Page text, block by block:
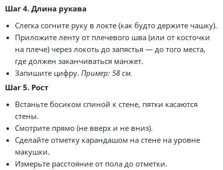
Шаг 4. Длина рукава
Слегка согните руку в локте (как будто держите чашку).
Приложите ленту от плечевого шва (или от косточки
на плече) через локоть до запястья — до того места,
где должен заканчиваться манжет.
Запишите цифру. Пример: 58 см.
Шаг 5. Рост
Встаньте босиком спиной к стене, пятки касаются
стены.
Смотрите прямо (не вверх и не вниз).
Сделайте отметку карандашом на стене на уровне
макушки.
Измерьте расстояние от пола до отметки.